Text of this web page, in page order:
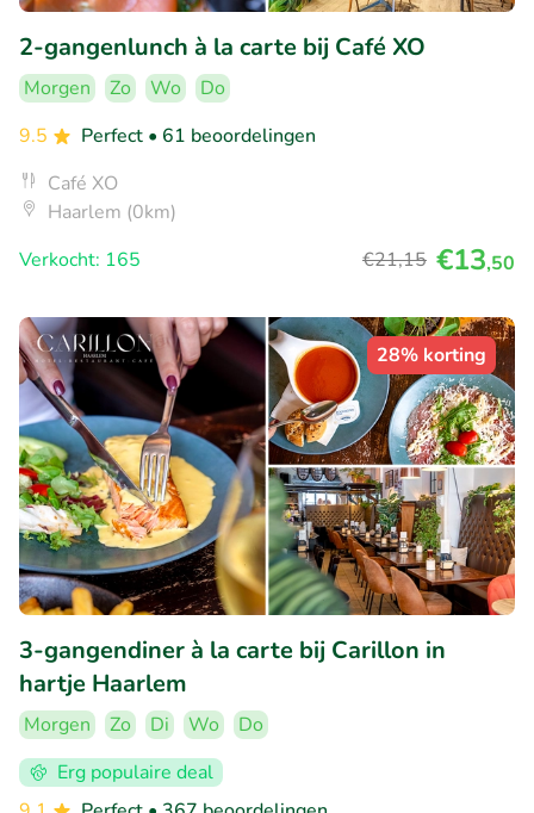
2-gangenlunch à la carte bij Café XO
Morgen Zo Wo
Do
9.5
Perfect • 61 beoordelingen
Café XO
Haarlem (0km)
Verkocht: 165
€21,15 €13,50
28% korting
3-gangendiner à la carte bij Carillon in
hartje Haarlem
Morgen Zo Di Wo
Do
Erg populaire deal